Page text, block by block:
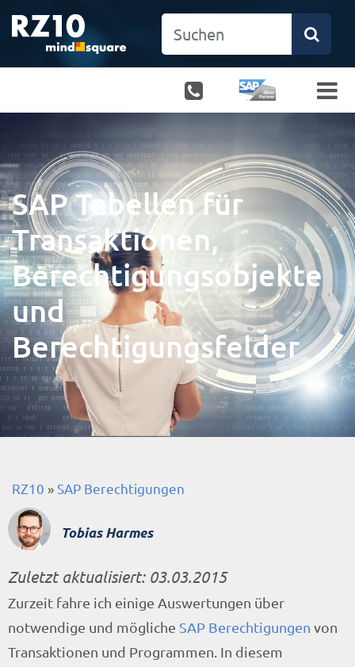
SAP Tabellen für
Transaktionen,
Berechtigungsobjekte
und
Berechtigungsfelder
RZ10 » SAP Berechtigungen
Tobias Harmes
Zuletzt aktualisiert: 03.03.2015
Zurzeit fahre ich einige Auswertungen über
notwendige und mögliche SAP Berechtigungen von
Transaktionen und Programmen. In diesem